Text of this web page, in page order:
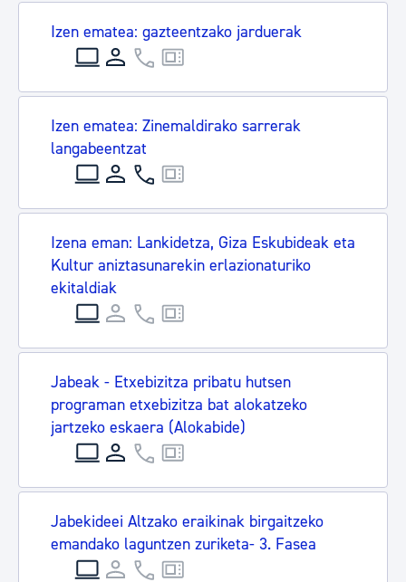
Izen ematea: gazteentzako jarduerak
Izen ematea: Zinemaldirako sarrerak
langabeentzat
Izena eman: Lankidetza, Giza Eskubideak eta
Kultur aniztasunarekin erlazionaturiko
ekitaldiak
Jabeak - Etxebizitza pribatu hutsen
programan etxebizitza bat alokatzeko
jartzeko eskaera (Alokabide)
Jabekideei Altzako eraikinak birgaitzeko
emandako laguntzen zuriketa- 3. Fasea